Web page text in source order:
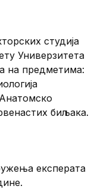
студија
Универзитета
на предметима:
биљака.
експерата